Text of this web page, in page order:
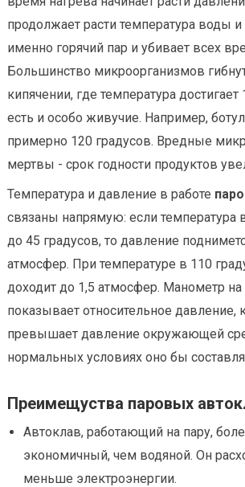
продолжает расти температура воды и
именно горячий пар и убивает всех
Большинство микроорганизмов
кипячении, где температура
есть и особо живучие. Например,
примерно 120 градусов. Вредные
мертвы - срок годности продуктов
Температура и давление в работе
связаны напрямую: если температура
до 45 градусов, то давление
атмосфер. При температуре в 110
доходит до 1,5 атмосфер. Манометр на
показывает относительное давление,
превышает давление окружающей
нормальных условиях оно бы
Преимещуства паровых
Автоклав, работающий на пару,
экономичный, чем водяной. Он
меньше электроэнергии.